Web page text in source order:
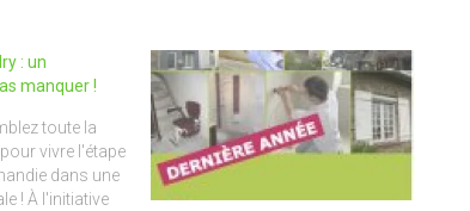
: un
manquer !
toute la
vivre l'étape
dans une
! À l'initiative